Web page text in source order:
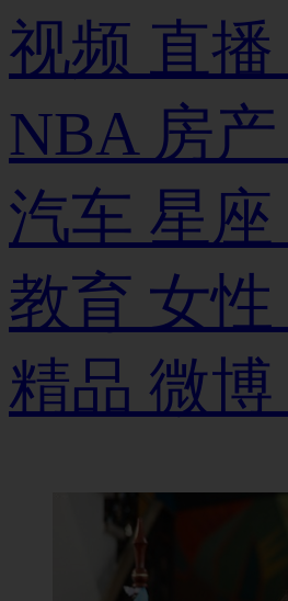
视频 直播
NBA 房产
汽车 星座
教育 女性
精品 微博